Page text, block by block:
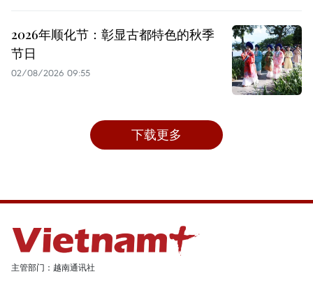
2026年顺化节：彰显古都特色的秋季
节日
02/08/2026 09:55
下载更多
主管部门：越南通讯社